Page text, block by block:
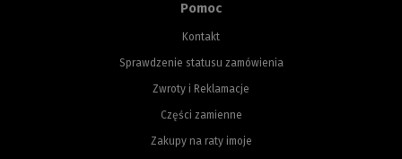
Pomoc
Kontakt
Sprawdzenie statusu zamówienia
Zwroty i Reklamacje
Części zamienne
Zakupy na raty imoje